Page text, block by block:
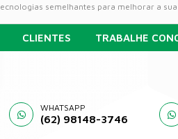
semelhantes para melhorar a
CLIENTES TRABALHE
WHATSAPP
(62) 98148-3746